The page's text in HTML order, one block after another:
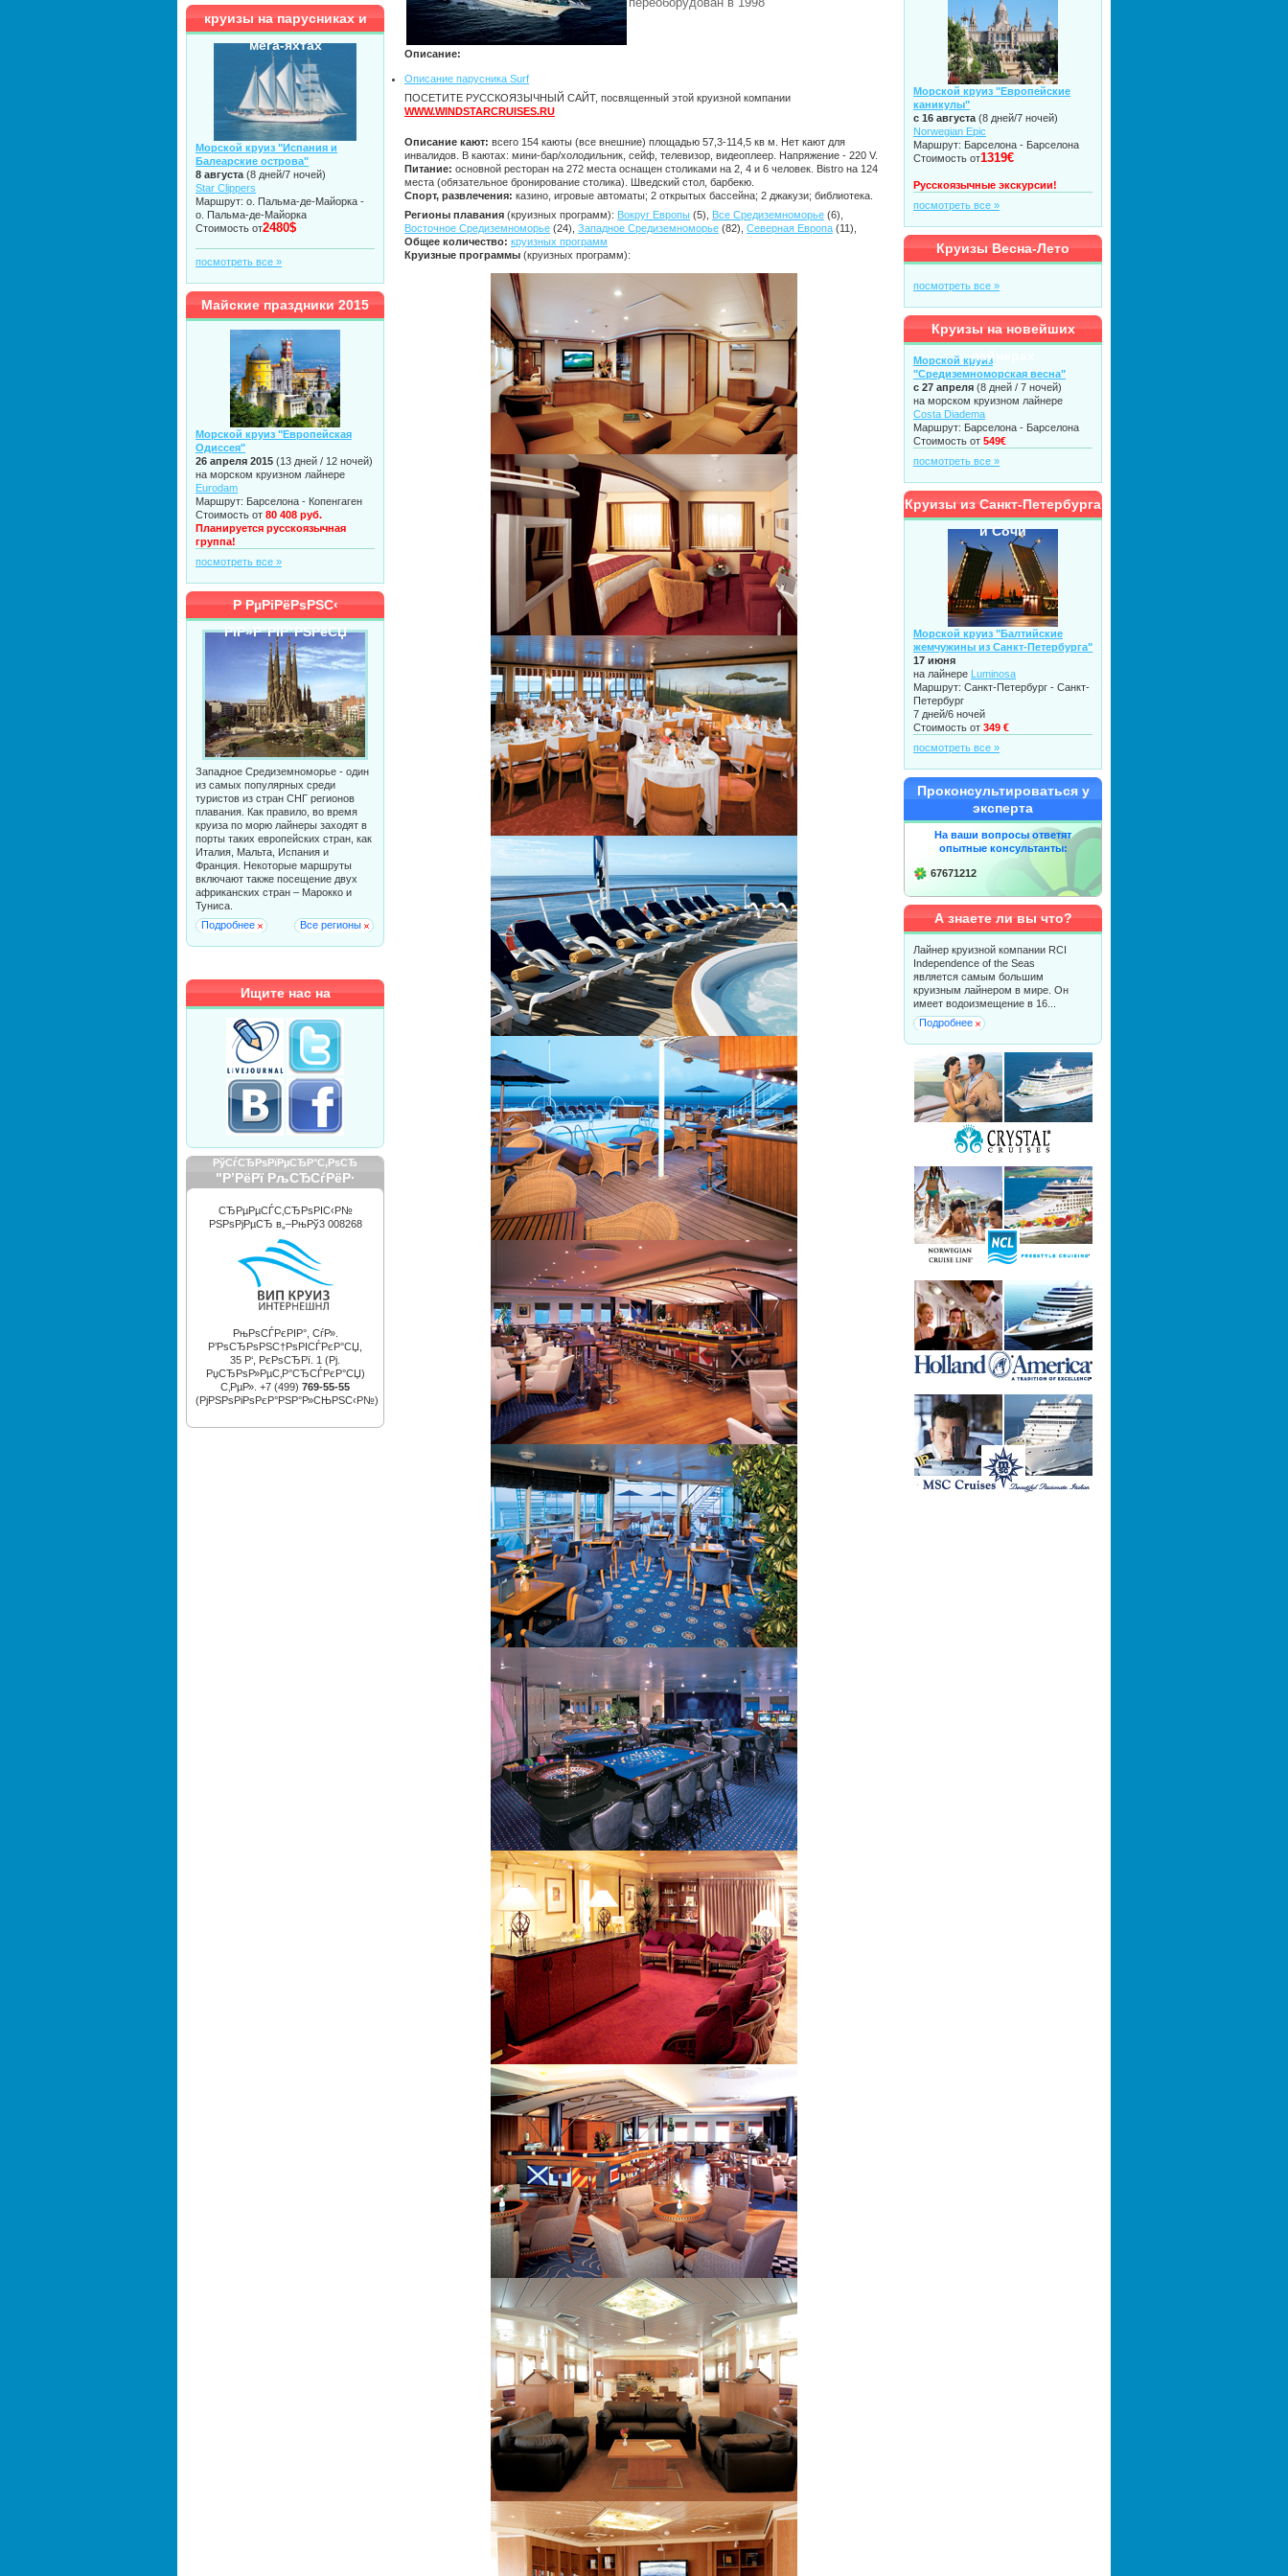
Описание:
Описание парусника Surf
ПОСЕТИТЕ РУССКОЯЗЫЧНЫЙ САЙТ, посвященный этой круизной компании
WWW.WINDSTARCRUISES.RU
Описание кают: всего 154 каюты (все внешние) площадью 57,3-114,5 кв м. Нет кают для
инвалидов. В каютах: мини-бар/холодильник, сейф, телевизор, видеоплеер. Напряжение - 220 V.
Питание: основной ресторан на 272 места оснащен столиками на 2, 4 и 6 человек. Bistro на 124
места (обязательное бронирование столика). Шведский стол, барбекю.
Cпорт, развлечения: казино, игровые автоматы; 2 открытых бассейна; 2 джакузи; библиотека.
Регионы плавания (круизных программ): Вокруг Европы (5), Все Средиземноморье (6),
Восточное Средиземноморье (24), Западное Средиземноморье (82), Северная Европа (11),
Общее количество: круизных программ
Круизные программы (круизных программ):
круизы на парусниках и
мега-яхтах
Морской круиз "Испания и
Балеарские острова"
8 августа (8 дней/7 ночей)
Star Clippers
Маршрут: о. Пальма-де-Майорка -
о. Пальма-де-Майорка
Стоимость от2480$
посмотреть все »
Майские праздники 2015
Морской круиз "Европейская
Одиссея"
26 апреля 2015 (13 дней / 12 ночей)
на морском круизном лайнере
Eurodam
Маршрут: Барселона - Копенгаген
Стоимость от 80 408 руб.
Планируется русскоязычная
группа!
посмотреть все »
Р РµРіРёРѕРЅС‹
РїР»Р°РІР°РЅРёСЏ
Западное Средиземноморье - один
из самых популярных среди
туристов из стран СНГ регионов
плавания. Как правило, во время
круиза по морю лайнеры заходят в
порты таких европейских стран, как
Италия, Мальта, Испания и
Франция. Некоторые маршруты
включают также посещение двух
африканских стран – Марокко и
Туниса.
Подробнее
Все регионы
Ищите нас на
СЂРµРµСЃС‚СЂРѕРІС‹Р№
РЅРѕРјРµСЂ в„–РњРў3 008268
РњРѕСЃРєРІР°, СѓР».
Р’РѕСЂРѕРЅС†РѕРІСЃРєР°СЏ,
35 Р‘, РєРѕСЂРї. 1 (Рј.
РџСЂРѕР»РµС‚Р°СЂСЃРєР°СЏ)
С‚РµР». +7 (499) 769-55-55
(РјРЅРѕРіРѕРєР°РЅР°Р»СЊРЅС‹Р№)
РўСѓСЂРѕРїРµСЂР°С‚РѕСЂ
"Р’РёРї РљСЂСѓРёР·
Морской круиз "Европейские
каникулы"
с 16 августа (8 дней/7 ночей)
Norwegian Epic
Маршрут: Барселона - Барселона
Стоимость от1319€
Русскоязычные экскурсии!
посмотреть все »
Круизы Весна-Лето
посмотреть все »
Круизы на новейших
лайнерах
Морской круиз
"Средиземноморская весна"
с 27 апреля (8 дней / 7 ночей)
на морском круизном лайнере
Costa Diadema
Маршрут: Барселона - Барселона
Стоимость от 549€
посмотреть все »
Круизы из Санкт-Петербурга
и Сочи
Морской круиз "Балтийские
жемчужины из Санкт-Петербурга"
17 июня
на лайнере Luminosa
Маршрут: Санкт-Петербург - Санкт-
Петербург
7 дней/6 ночей
Стоимость от 349 €
посмотреть все »
Проконсультироваться у
эксперта
На ваши вопросы ответят
опытные консультанты:
67671212
А знаете ли вы что?
Лайнер круизной компании RCI
Independence of the Seas
является самым большим
круизным лайнером в мире. Он
имеет водоизмещение в 16...
Подробнее